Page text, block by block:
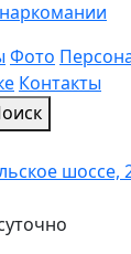
Фото
Контакты
шоссе,